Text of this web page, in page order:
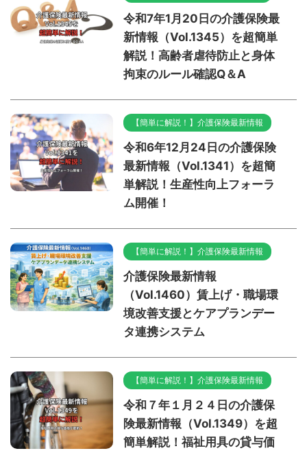
令和7年1月20日の介護保険最
新情報（Vol.1345）を超簡単
解説！高齢者虐待防止と身体
拘束のルール確認Q＆A
【簡単に解説！】介護保険最新情報
令和6年12月24日の介護保険
最新情報（Vol.1341）を超簡
単解説！生産性向上フォーラ
ム開催！
【簡単に解説！】介護保険最新情報
介護保険最新情報
（Vol.1460）賃上げ・職場環
境改善支援とケアプランデー
タ連携システム
【簡単に解説！】介護保険最新情報
令和７年１月２４日の介護保
険最新情報（Vol.1349）を超
簡単解説！福祉用具の貸与価